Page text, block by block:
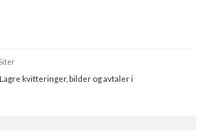
Lagre kvitteringer, bilder og avtaler i